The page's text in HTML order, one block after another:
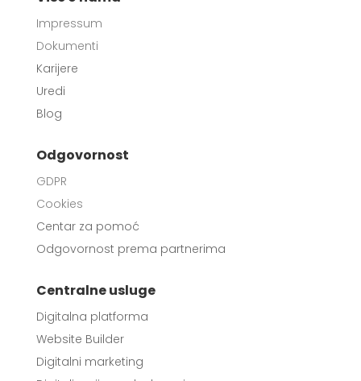
Impressum
Dokumenti
Karijere
Uredi
Blog
Odgovornost
GDPR
Cookies
Centar za pomoć
Odgovornost prema partnerima
Centralne usluge
Digitalna platforma
Website Builder
Digitalni marketing